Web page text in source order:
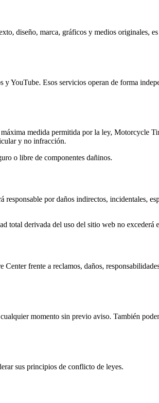
diseño, marca, gráficos y medios originales,
YouTube. Esos servicios operan de forma
medida permitida por la ley, Motorcycle
y no infracción.
o libre de componentes dañinos.
por daños indirectos, incidentales,
total derivada del uso del sitio web no
frente a reclamos, daños,
momento sin previo aviso. También
sus principios de conflicto de leyes.